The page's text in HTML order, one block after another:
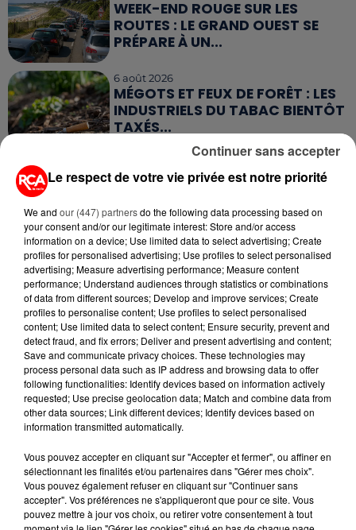
WEEK-END ROUGE SUR LES
ROUTES : LE GRAND OUEST SE
PRÉPARE À UN...
6 août 2026
MÉGOTS ET FEUX DE FORÊT : LES
INDUSTRIELS DU TABAC BIENTÔT
TAXÉS...
CANICULE : POURQUOI LES
DISPARAISSENT DES RAYONS...
5 août 2026
MANGER SAINEMENT COÛTE 25 %
PLUS CHER QU'IL Y A CINQ ANS,
ALERTE L’ONU
5 août 2026
QUELLES SONT LES MARQUES QUI
OFFRENT LE MEILLEUR RAPPORT...
RETROUVEZ TOUTE L'ACTU DE LA RÉGION ET
RECEVEZ LES ALERTES INFOS DE LA RÉDACTION
EN TÉLÉCHARGEANT L'APPLICATION MOBILE
Le respect de votre vie privée est notre priorité
We and our (447) partnersdo the following data processing based on
your consent and/or our legitimate interest: Store and/or access
information on a device; Use limited data to select advertising; Create
profiles for personalised advertising; Use profiles to select personalised
advertising; Measure advertising performance; Measure content
performance; Understand audiences through statistics or combinations
of data from different sources; Develop and improve services; Create
profiles to personalise content; Use profiles to select personalised
content; Use limited data to select content; Ensure security, prevent and
detect fraud, and fix errors; Deliver and present advertising and content;
Save and communicate privacy choices. These technologies may
process personal data such as IP address and browsing data to offer
following functionalities: Identify devices based on information actively
requested; Use precise geolocation data; Match and combine data from
other data sources; Link different devices; Identify devices based on
information transmitted automatically.
Vous pouvez accepter en cliquant sur "Accepter et fermer", ou affiner en
sélectionnant les finalités et/ou partenaires dans "Gérer mes choix".
Vous pouvez également refuser en cliquant sur "Continuer sans
accepter". Vos préférences ne s'appliqueront que pour ce site. Vous
pouvez mettre à jour vos choix, ou retirer votre consentement à tout
Continuer sans accepter